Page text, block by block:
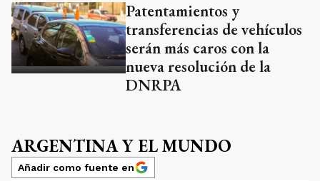
Patentamientos y
transferencias de vehículos
serán más caros con la
nueva resolución de la
DNRPA
ARGENTINA Y EL MUNDO
Añadir como fuente en